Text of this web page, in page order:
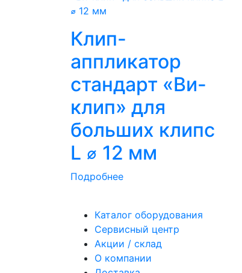
Клип-
аппликатор
стандарт «Ви-
клип» для
больших клипс
L ⌀ 12 мм
Подробнее
Каталог оборудования
Сервисный центр
Акции / склад
О компании